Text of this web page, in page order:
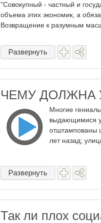
"Совокупный - частный и
объема этих экономик, а
Возвращение к разумным
Развернуть
ЧЕМУ ДОЛЖНА
Многие
выдающимися
отштампованы
лет назад;
Развернуть
Так ли плох